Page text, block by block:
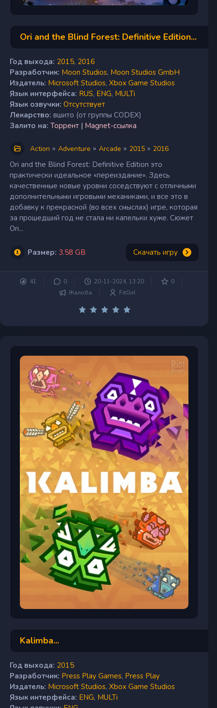
Ori and the Blind Forest: Definitive Edition...
Год выхода: 2015, 2016
Разработчик: Moon Studios, Moon Studios GmbH
Издатель: Microsoft Studios, Xbox Game Studios
Язык интерфейса: RUS, ENG, MULTi
Язык озвучки: Отсутствует
Лекарство: вшито (от группы CODEX)
Залито на: Торрент | Magnet-ссылка
Action » Adventure » Arcade » 2015 » 2016
Ori and the Blind Forest: Definitive Edition это
практически идеальное «переиздание». Здесь
качественные новые уровни соседствуют с отличными
дополнительными игровыми механиками, и все это в
добавку к прекрасной (во всех смыслах) игре, которая
за прошедший год не стала ни капельки хуже. Сюжет
Ori...
Размер: 3.58 GB Скачать игру
41 0 20-11-2024, 13:20
0
Жалоба
FitGirl
Kalimba...
Год выхода: 2015
Разработчик: Press Play Games, Press Play
Издатель: Microsoft Studios, Xbox Game Studios
Язык интерфейса: ENG, MULTi